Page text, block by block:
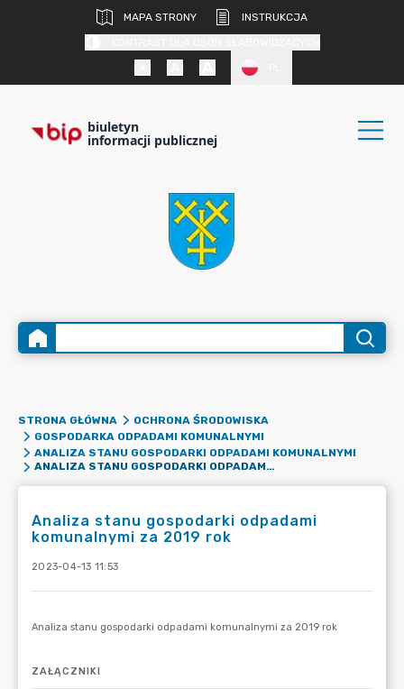
MAPA STRONY
INSTRUKCJA
biuletyn
informacji publicznej
STRONA GŁÓWNA
OCHRONA ŚRODOWISKA
GOSPODARKA ODPADAMI KOMUNALNYMI
ANALIZA STANU GOSPODARKI ODPADAMI KOMUNALNYMI
ANALIZA STANU GOSPODARKI ODPADAMI KOMUNALNYMI ZA 2019 ROK
Analiza stanu gospodarki odpadami
komunalnymi za 2019 rok
2023-04-13 11:53
ZAŁĄCZNIKI